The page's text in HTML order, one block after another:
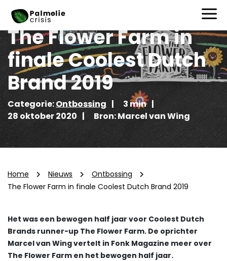
The Flower Farm in
finale Coolest Dutch
Brand 2019
Categorie:Ontbossing
3 min
28 oktober 2020
Bron: Marcel van Wing
Home Nieuws
Ontbossing
The Flower Farm in finale Coolest Dutch Brand 2019
Het was een bewogen half jaar voor Coolest Dutch
Brands runner-up The Flower Farm. De oprichter
Marcel van Wing vertelt in Fonk Magazine meer over
The Flower Farm en het bewogen half jaar.